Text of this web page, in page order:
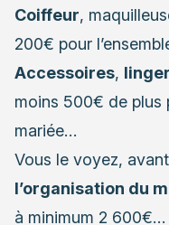
Coiffeur,
200€ pour
Accessoires,
moins 500€ de plus
mariée…
Vous le voyez,
l’organisation du
à minimum 2 600€…